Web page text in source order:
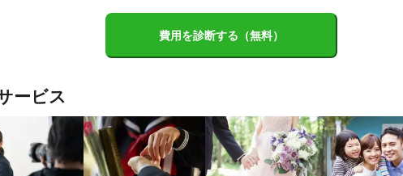
費用を診断する（無料）
ービス